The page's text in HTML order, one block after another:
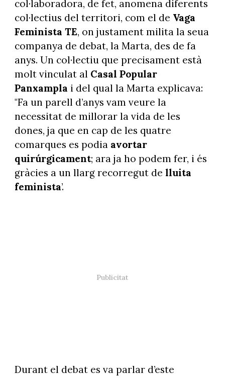
col·laboradora, de fet, anomena diferents
col·lectius del territori, com el de Vaga
Feminista TE, on justament milita la seua
companya de debat, la Marta, des de fa
anys. Un col·lectiu que precisament està
molt vinculat al Casal Popular
Panxampla i del qual la Marta explicava:
"Fa un parell d’anys vam veure la
necessitat de millorar la vida de les
dones, ja que en cap de les quatre
comarques es podia avortar
quirúrgicament; ara ja ho podem fer, i és
gràcies a un llarg recorregut de lluita
feminista’.
Durant el debat es va parlar d’este